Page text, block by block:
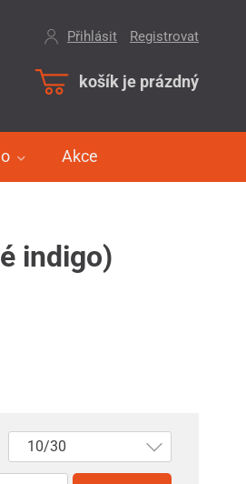
košík je prázdný
Akce
Přihlásit Registrovat
indigo)